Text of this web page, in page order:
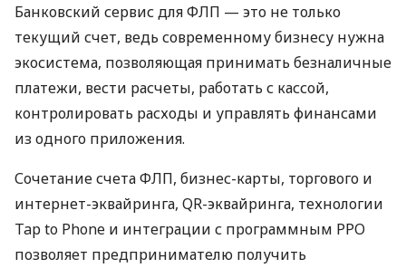
Банковский сервис для ФЛП — это не только
текущий счет, ведь современному бизнесу нужна
экосистема, позволяющая принимать безналичные
платежи, вести расчеты, работать с кассой,
контролировать расходы и управлять финансами
из одного приложения.
Сочетание счета ФЛП, бизнес-карты, торгового и
интернет-эквайринга, QR-эквайринга, технологии
Tap to Phone и интеграции с программным РРО
позволяет предпринимателю получить